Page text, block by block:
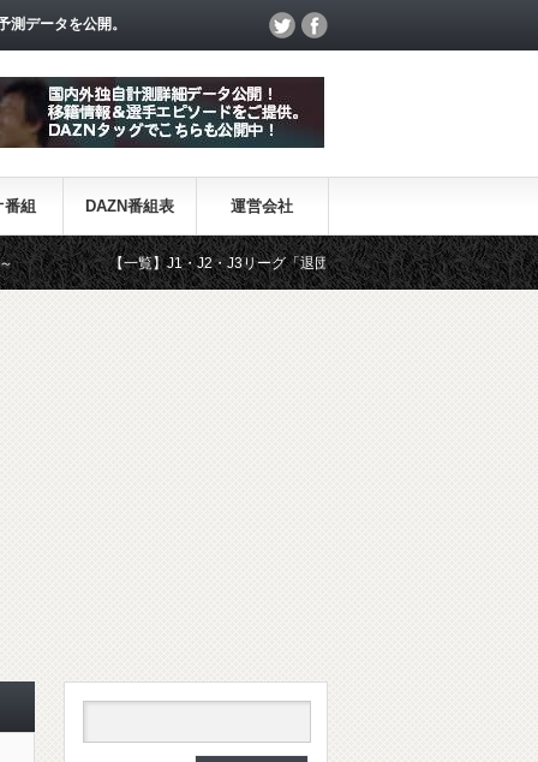
データを公開。
番組 DAZN番組表 運営会社
【一覧】J1・J2・J3リーグ「退団・戦力外選手＆新加入選手」